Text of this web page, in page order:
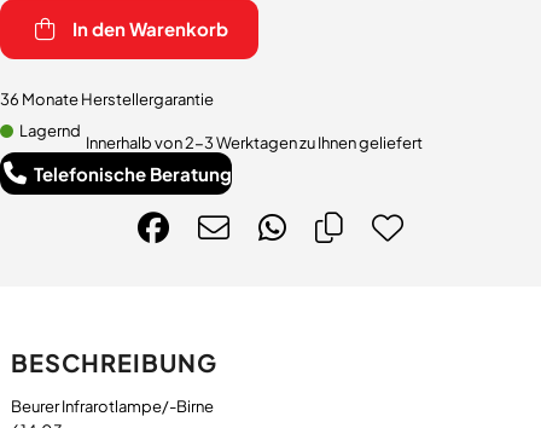
In den Warenkorb
36 Monate Herstellergarantie
Lagernd
Innerhalb von 2-3 Werktagen zu Ihnen geliefert
Telefonische Beratung
BESCHREIBUNG
Beurer Infrarotlampe/-Birne